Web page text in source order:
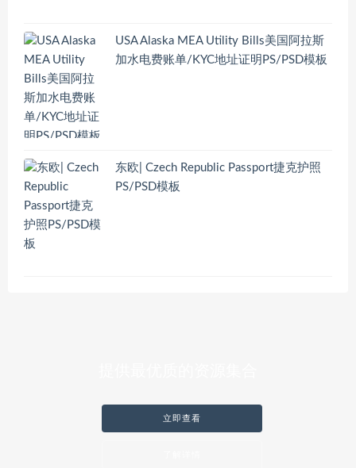
USA Alaska MEA Utility Bills美国阿拉斯
加水电费账单/KYC地址证明PS/PSD模板
东欧| Czech Republic Passport捷克护照
PS/PSD模板
立即查看